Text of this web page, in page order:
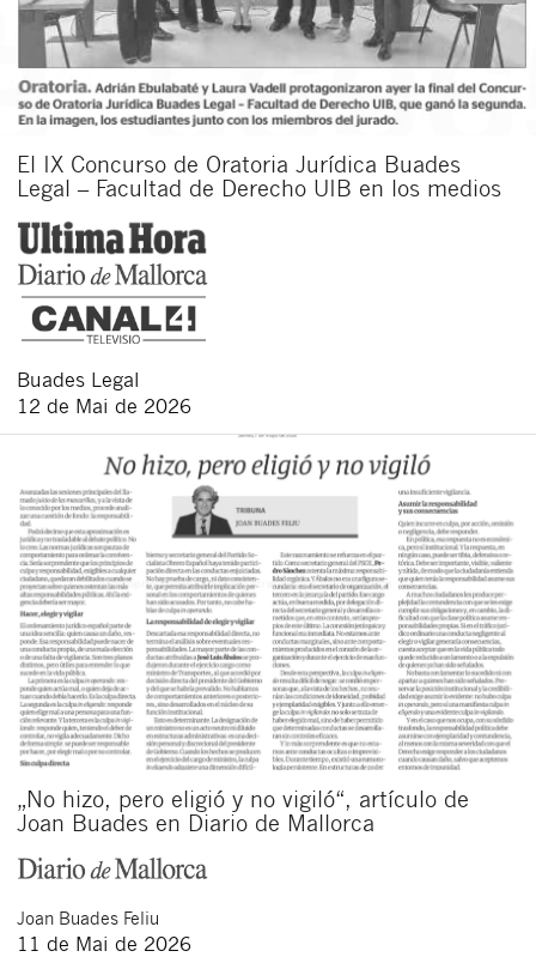
El IX Concurso de Oratoria Jurídica Buades
Legal – Facultad de Derecho UIB en los medios
Buades Legal
12 de Mai de 2026
„No hizo, pero eligió y no vigiló“, artículo de
Joan Buades en Diario de Mallorca
Joan Buades Feliu
11 de Mai de 2026